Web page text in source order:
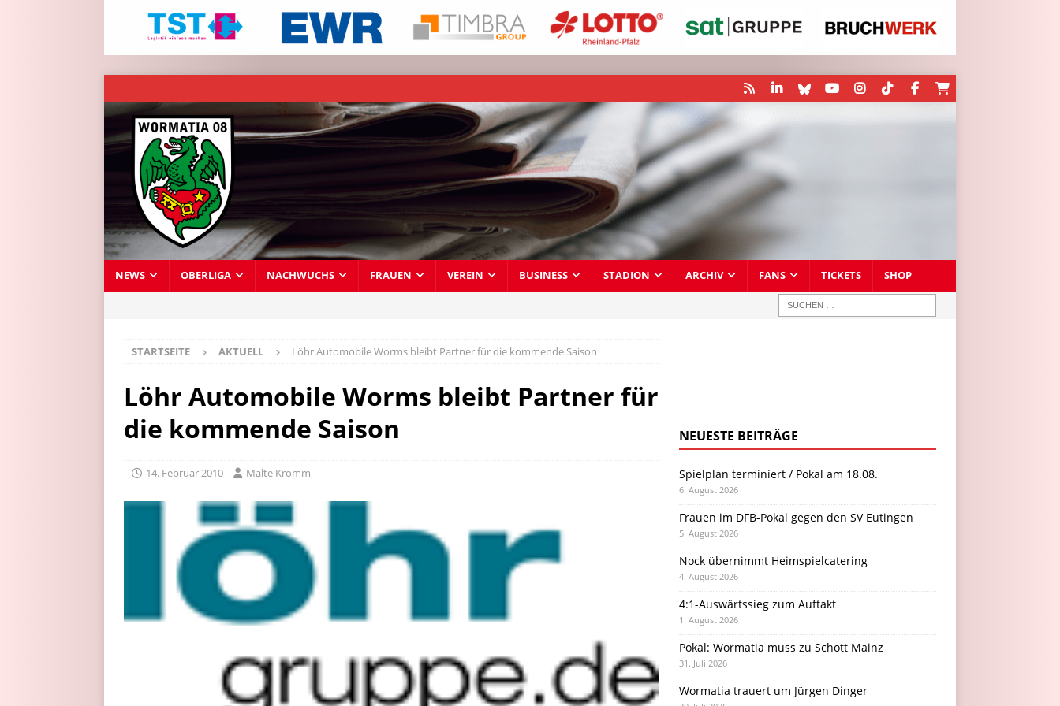
NEWS OBERLIGA NACHWUCHS FRAUEN VEREIN BUSINESS STADION ARCHIV FANS TICKETS SHOP
STARTSEITE AKTUELL Löhr Automobile Worms bleibt Partner für die kommende Saison
Löhr Automobile Worms bleibt Partner für
die kommende Saison
14. Februar 2010 Malte Kromm
NEUESTE BEITRÄGE
Spielplan terminiert / Pokal am 18.08.
6. August 2026
Frauen im DFB-Pokal gegen den SV Eutingen
5. August 2026
Nock übernimmt Heimspielcatering
4. August 2026
4:1-Auswärtssieg zum Auftakt
1. August 2026
Pokal: Wormatia muss zu Schott Mainz
31. Juli 2026
Wormatia trauert um Jürgen Dinger